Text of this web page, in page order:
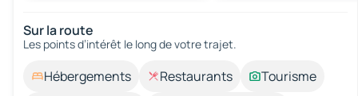
Sur la route
Les points d’intérêt le long de votre trajet.
Hébergements Restaurants
Tourisme